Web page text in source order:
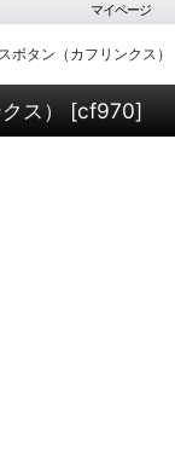
マイページ
ボタン（カフリンクス）
ス） [cf970]